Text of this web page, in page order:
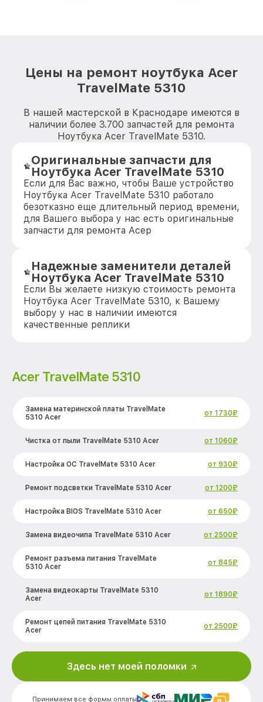
Цены на ремонт ноутбука Acer
TravelMate 5310
В нашей мастерской в Краснодаре имеются в
наличии более 3.700 запчастей для ремонта
Ноутбука Acer TravelMate 5310.
Оригинальные запчасти для
Ноутбука Acer TravelMate 5310
Если для Вас важно, чтобы Ваше устройство
Ноутбука Acer TravelMate 5310 работало
безотказно еще длительный период времени,
для Вашего выбора у нас есть оригинальные
запчасти для ремонта Асер
Надежные заменители деталей
Ноутбука Acer TravelMate 5310
Если Вы желаете низкую стоимость ремонта
Ноутбука Acer TravelMate 5310, к Вашему
выбору у нас в наличии имеются
качественные реплики
Acer TravelMate 5310
Замена материнской платы TravelMate
5310 Acer
от 1730₽
Чистка от пыли TravelMate 5310 Acer от 1060₽
Настройка ОС TravelMate 5310 Acer от 930₽
Ремонт подсветки TravelMate 5310 Acer от 1200₽
Настройка BIOS TravelMate 5310 Acer от 650₽
Замена видеочипа TravelMate 5310 Acer от 2500₽
Ремонт разъема питания TravelMate
5310 Acer
от 845₽
Замена видеокарты TravelMate 5310
Acer
от 1890₽
Ремонт цепей питания TravelMate 5310
Acer
от 2500₽
Замена жесткого диска TravelMate 5310
Принимаем все формы оплаты
Здесь нет моей поломки